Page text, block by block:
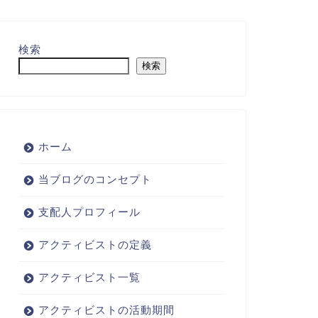
検索
検索
ホーム
当ブログのコンセプト
支配人プロフィール
アクティビストの定義
アクティビスト一覧
アクティビストの活動期間